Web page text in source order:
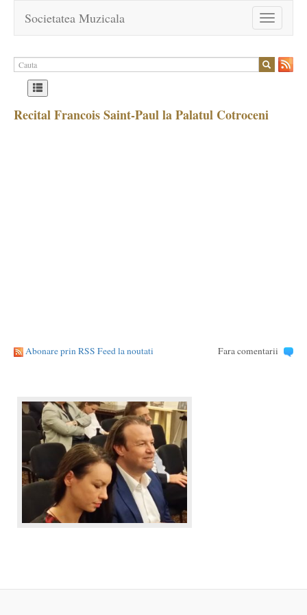
Toggle
navigation
Societatea Muzicala
Recital Francois Saint-Paul la Palatul Cotroceni
Abonare prin RSS Feed la noutati Fara comentarii